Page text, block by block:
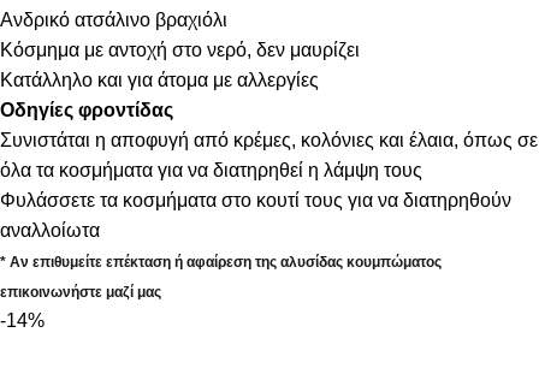
Ανδρικό ατσάλινο βραχιόλι
Κόσμημα με αντοχή στο νερό, δεν μαυρίζει
Κατάλληλο και για άτομα με αλλεργίες
Οδηγίες φροντίδας
Συνιστάται η αποφυγή από κρέμες, κολόνιες και έλαια, όπως σε
όλα τα κοσμήματα για να διατηρηθεί η λάμψη τους
Φυλάσσετε τα κοσμήματα στο κουτί τους για να διατηρηθούν
αναλλοίωτα
* Αν επιθυμείτε επέκταση ή αφαίρεση της αλυσίδας κουμπώματος
επικοινωνήστε μαζί μας
-14%